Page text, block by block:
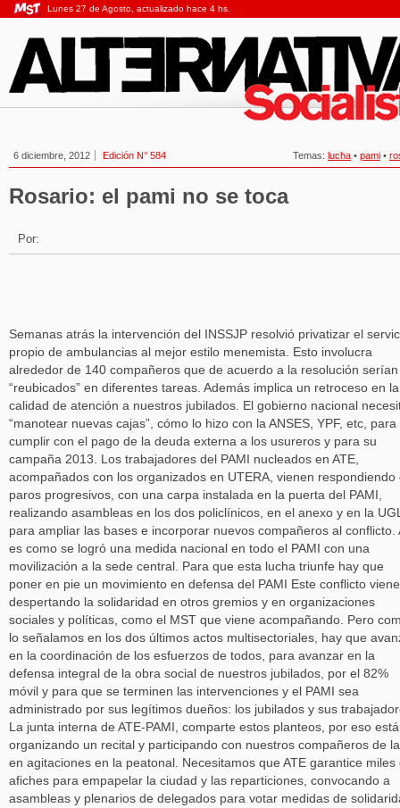
Lunes 27 de Agosto, actualizado hace 4 hs.
6 diciembre, 2012 Edición N° 584 Temas: lucha • pami •
Rosario: el pami no se toca
Por:
Semanas atrás la intervención del INSSJP resolvió privatizar el
propio de ambulancias al mejor estilo menemista. Esto involucra
alrededor de 140 compañeros que de acuerdo a la resolución serían
“reubicados” en diferentes tareas. Además implica un retroceso en la
calidad de atención a nuestros jubilados. El gobierno nacional
“manotear nuevas cajas”, cómo lo hizo con la ANSES, YPF, etc, para
cumplir con el pago de la deuda externa a los usureros y para su
campaña 2013. Los trabajadores del PAMI nucleados en ATE,
acompañados con los organizados en UTERA, vienen respondiendo
paros progresivos, con una carpa instalada en la puerta del PAMI,
realizando asambleas en los dos policlínicos, en el anexo y en la
para ampliar las bases e incorporar nuevos compañeros al conflicto.
es como se logró una medida nacional en todo el PAMI con una
movilización a la sede central. Para que esta lucha triunfe hay que
poner en pie un movimiento en defensa del PAMI Este conflicto viene
despertando la solidaridad en otros gremios y en organizaciones
sociales y políticas, como el MST que viene acompañando. Pero
lo señalamos en los dos últimos actos multisectoriales, hay que
en la coordinación de los esfuerzos de todos, para avanzar en la
defensa integral de la obra social de nuestros jubilados, por el 82%
móvil y para que se terminen las intervenciones y el PAMI sea
administrado por sus legítimos dueños: los jubilados y sus
La junta interna de ATE-PAMI, comparte estos planteos, por eso
organizando un recital y participando con nuestros compañeros de
en agitaciones en la peatonal. Necesitamos que ATE garantice miles
afiches para empapelar la ciudad y las reparticiones, convocando a
asambleas y plenarios de delegados para votar medidas de